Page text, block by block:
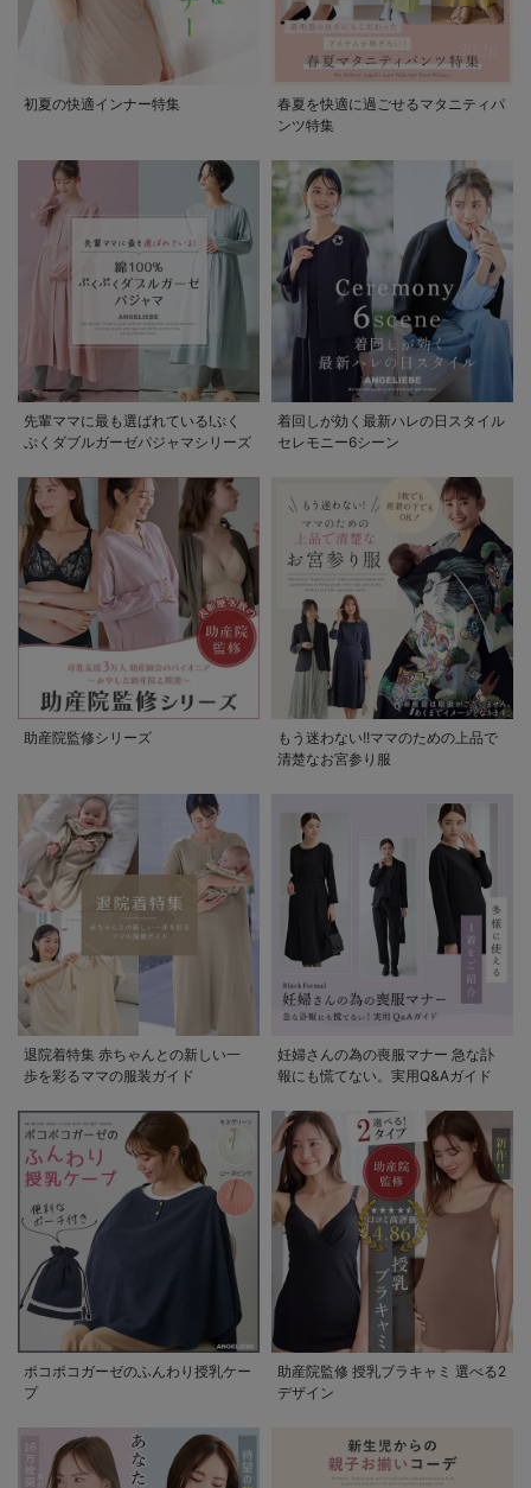
初夏の快適インナー特集
春夏を快適に過ごせるマタニティパ
ンツ特集
先輩ママに最も選ばれている!ぷく
ぷくダブルガーゼパジャマシリーズ
着回しが効く最新ハレの日スタイル
セレモニー6シーン
助産院監修シリーズ
もう迷わない!!ママのための上品で
清楚なお宮参り服
退院着特集 赤ちゃんとの新しい一
歩を彩るママの服装ガイド
妊婦さんの為の喪服マナー 急な訃
報にも慌てない。実用Q&Aガイド
ポコポコガーゼのふんわり授乳ケー
プ
助産院監修 授乳ブラキャミ 選べる2
デザイン